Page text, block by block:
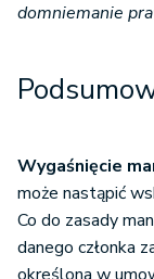
domniemanie
Wygaśnięcie
może nastąpić
Co do zasady
danego członka